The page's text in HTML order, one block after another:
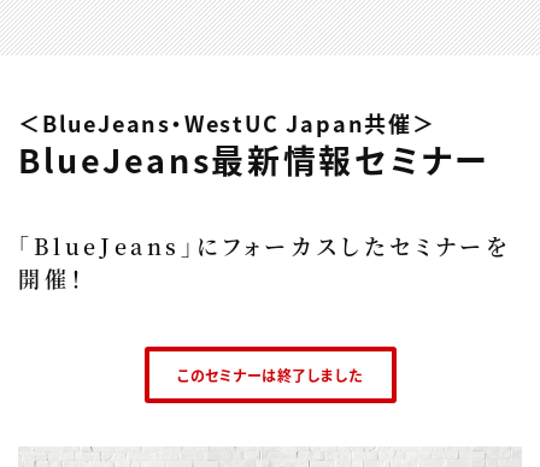
＜BlueJeans・WestUC Japan共催＞
BlueJeans最新情報セミナー
「BlueJeans」にフォーカスしたセミナーを
開催！
このセミナーは終了しました